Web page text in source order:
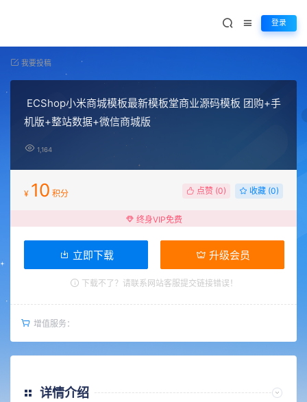
登录
我要投稿
ECShop小米商城模板最新模板堂商业源码模板 团购+手
机版+整站数据+微信商城版
1,164
¥ 10 积分 点赞 (0) 收藏 (0)
终身VIP免费
立即下载 升级会员
下载不了？请联系网站客服提交链接错误！
增值服务：
详情介绍